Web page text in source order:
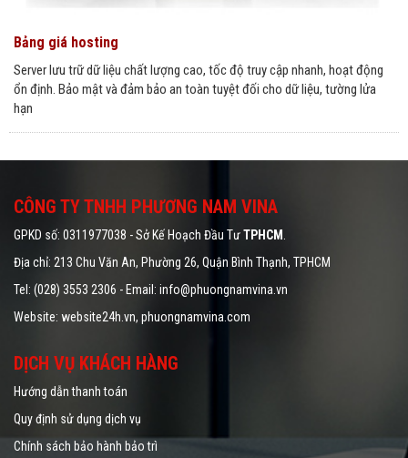
Bảng giá hosting
Server lưu trữ dữ liệu chất lượng cao, tốc độ truy cập nhanh, hoạt động
ổn định. Bảo mật và đảm bảo an toàn tuyệt đối cho dữ liệu, tường lửa
hạn
CÔNG TY TNHH PHƯƠNG NAM VINA
GPKD số: 0311977038 - Sở Kế Hoạch Đầu TưTPHCM .
Địa chỉ: 213 Chu Văn An, Phường 26, Quận Bình Thạnh, TPHCM
Tel: (028) 3553 2306 - Email: info@phuongnamvina.vn
Website: website24h.vn, phuongnamvina.com
DỊCH VỤ KHÁCH HÀNG
Hướng dẫn thanh toán
Quy định sử dụng dịch vụ
Chính sách bảo hành bảo trì